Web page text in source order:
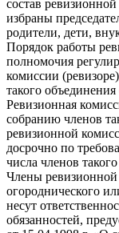
состав
избраны
родители, дети,
Порядок работы
полномочия
комиссии
такого
Ревизионная
собранию членов
ревизионной
досрочно по
числа членов
Члены ревизионной
огороднического
несут
обязанностей,